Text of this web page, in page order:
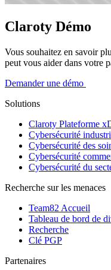
Claroty Démo
Vous souhaitez en savoir
peut vous aider dans votre
Demander une démo
Solutions
Claroty Plateforme
Cybersécurité
Cybersécurité des
Cybersécurité
Cybersécurité du
Recherche sur les menaces
Team82 Accueil
Tableau de bord de
Recherche
Clé PGP
Partenaires